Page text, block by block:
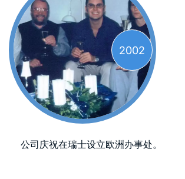
2002
公司庆祝在瑞士设立欧洲办事处。